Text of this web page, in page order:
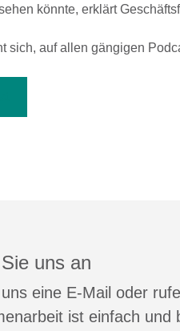
könnte, erklärt
sich, auf allen gängigen
uns an
eine E-Mail oder
ist einfach und